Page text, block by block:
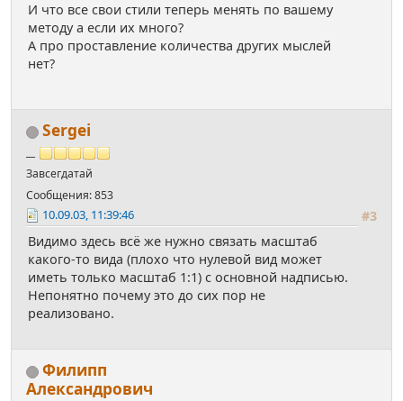
И что все свои стили теперь менять по вашему
методу а если их много?
А про проставление количества других мыслей
нет?
Sergei
Завсегдатай
Сообщения: 853
#3
10.09.03, 11:39:46
Видимо здесь всё же нужно связать масштаб
какого-то вида (плохо что нулевой вид может
иметь только масштаб 1:1) с основной надписью.
Непонятно почему это до сих пор не
реализовано.
Филипп
Александрович